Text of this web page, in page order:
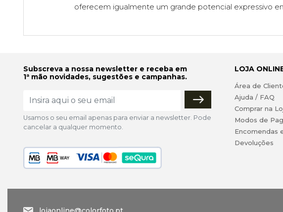
oferecem igualmente um grande potencial expressivo
Subscreva a nossa newsletter e receba em
1ª mão novidades, sugestões e campanhas.
Usamos o seu email apenas para enviar a newsletter. Pode
cancelar a qualquer momento.
LOJA
Área de
Ajuda / FAQ
Comprar na
Modos de
Encomendas
Devoluções